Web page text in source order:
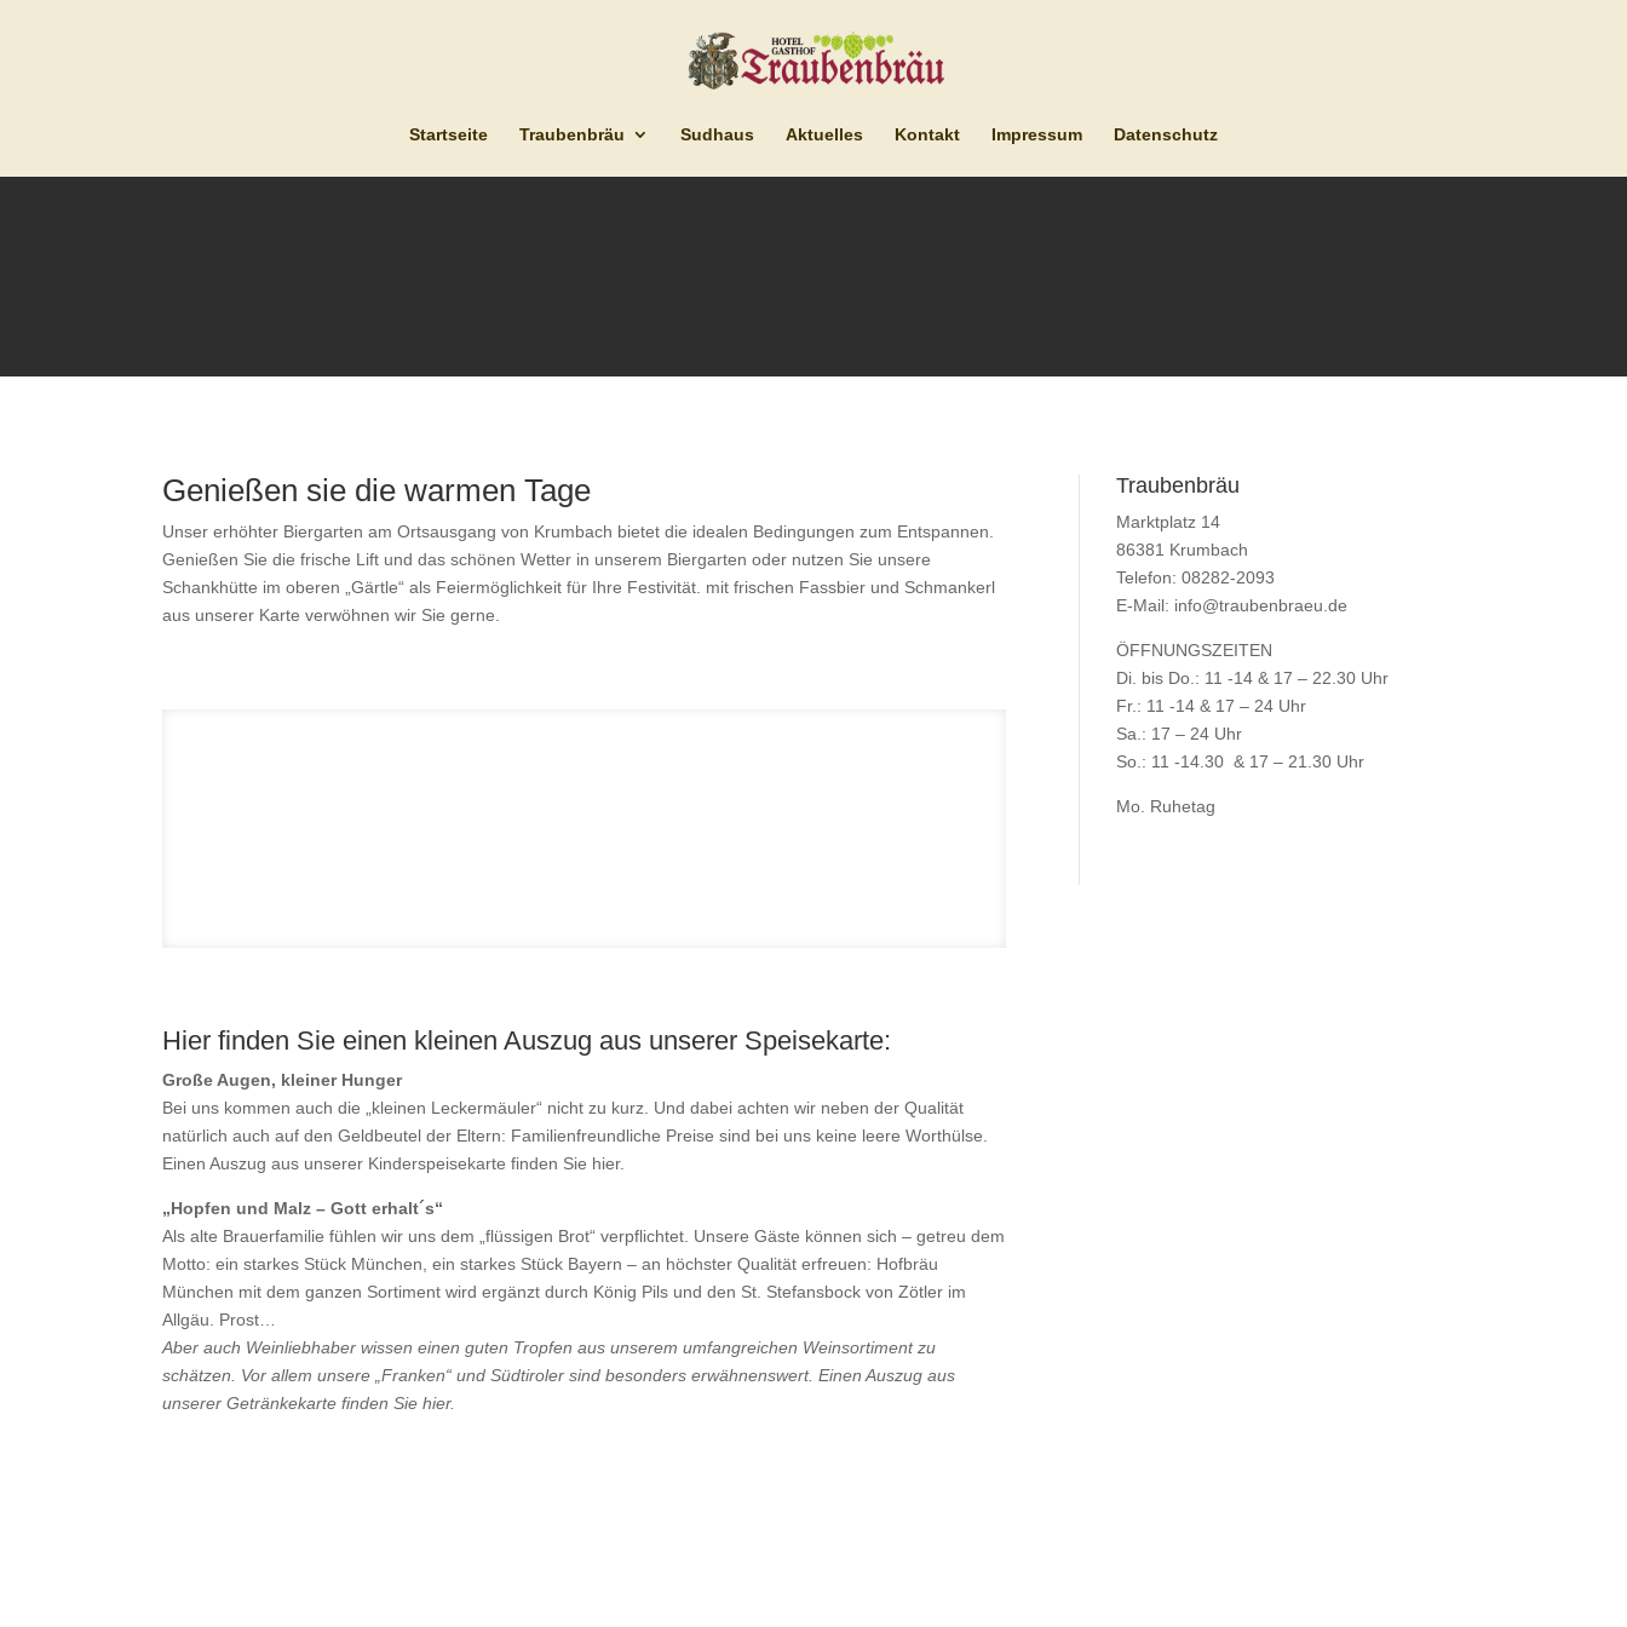
Startseite Traubenbräu Sudhaus Aktuelles Kontakt Impressum Datenschutz
Genießen sie die warmen Tage
Unser erhöhter Biergarten am Ortsausgang von Krumbach bietet die idealen Bedingungen zum Entspannen.
Genießen Sie die frische Lift und das schönen Wetter in unserem Biergarten oder nutzen Sie unsere
Schankhütte im oberen „Gärtle“ als Feiermöglichkeit für Ihre Festivität. mit frischen Fassbier und Schmankerl
aus unserer Karte verwöhnen wir Sie gerne.
Hier finden Sie einen kleinen Auszug aus unserer Speisekarte:
Große Augen, kleiner Hunger
Bei uns kommen auch die „kleinen Leckermäuler“ nicht zu kurz. Und dabei achten wir neben der Qualität
natürlich auch auf den Geldbeutel der Eltern: Familienfreundliche Preise sind bei uns keine leere Worthülse.
Einen Auszug aus unserer Kinderspeisekarte finden Sie hier.
„Hopfen und Malz – Gott erhalt´s“
Als alte Brauerfamilie fühlen wir uns dem „flüssigen Brot“ verpflichtet. Unsere Gäste können sich – getreu dem
Motto: ein starkes Stück München, ein starkes Stück Bayern – an höchster Qualität erfreuen: Hofbräu
München mit dem ganzen Sortiment wird ergänzt durch König Pils und den St. Stefansbock von Zötler im
Allgäu. Prost…
Aber auch Weinliebhaber wissen einen guten Tropfen aus unserem umfangreichen Weinsortiment zu
schätzen. Vor allem unsere „Franken“ und Südtiroler sind besonders erwähnenswert. Einen Auszug aus
unserer Getränkekarte finden Sie hier.
Traubenbräu
Marktplatz 14
86381 Krumbach
Telefon: 08282-2093
E-Mail: info@traubenbraeu.de
ÖFFNUNGSZEITEN
Di. bis Do.: 11 -14 & 17 – 22.30 Uhr
Fr.: 11 -14 & 17 – 24 Uhr
Sa.: 17 – 24 Uhr
So.: 11 -14.30 & 17 – 21.30 Uhr
Mo. Ruhetag